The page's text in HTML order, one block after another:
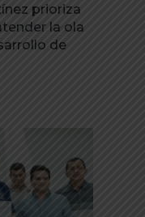
prioriza
la ola
de